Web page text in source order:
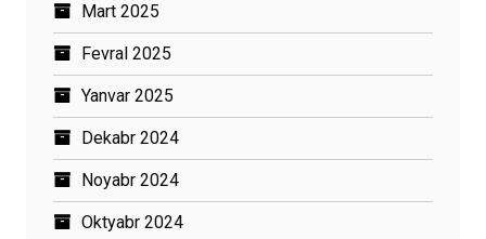
Mart 2025
Fevral 2025
Yanvar 2025
Dekabr 2024
Noyabr 2024
Oktyabr 2024